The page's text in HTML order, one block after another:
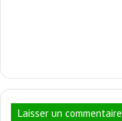
Laisser un commentaire